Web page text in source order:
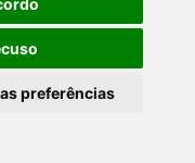
preferências